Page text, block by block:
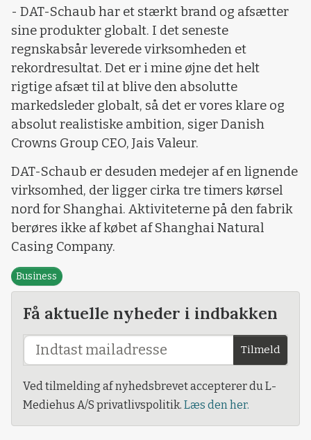
- DAT-Schaub har et stærkt brand og afsætter
sine produkter globalt. I det seneste
regnskabsår leverede virksomheden et
rekordresultat. Det er i mine øjne det helt
rigtige afsæt til at blive den absolutte
markedsleder globalt, så det er vores klare og
absolut realistiske ambition, siger Danish
Crowns Group CEO, Jais Valeur.
DAT-Schaub er desuden medejer af en lignende
virksomhed, der ligger cirka tre timers kørsel
nord for Shanghai. Aktiviteterne på den fabrik
berøres ikke af købet af Shanghai Natural
Casing Company.
Business
Få aktuelle nyheder i indbakken
Tilmeld
Ved tilmelding af nyhedsbrevet accepterer du L-
Mediehus A/S privatlivspolitik. Læs den her.